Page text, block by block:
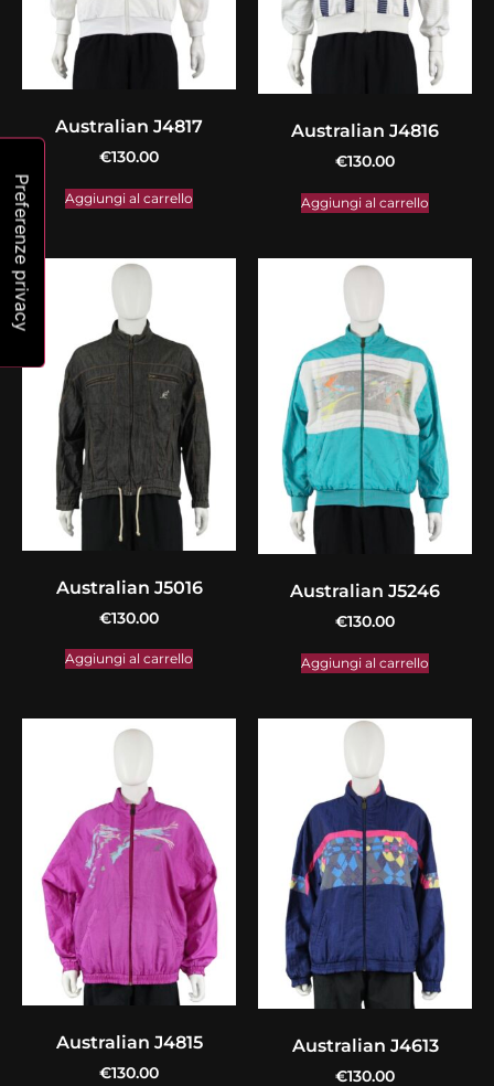
Australian J4817
€130.00
Aggiungi al carrello
Australian J4816
€130.00
Aggiungi al carrello
Australian J5016
€130.00
Aggiungi al carrello
Australian J5246
€130.00
Aggiungi al carrello
Australian J4815
€130.00
Australian J4613
€130.00